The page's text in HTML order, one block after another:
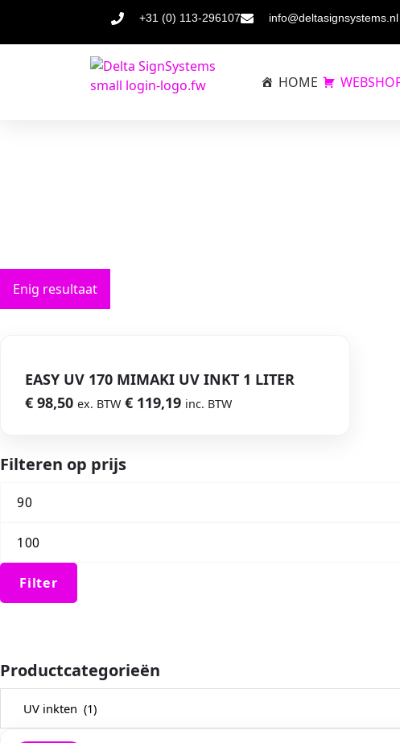
+31 (0) 113-296107 info@deltasignsystems.nl
HOME
Enig resultaat
EASY UV 170 MIMAKI UV INKT 1 LITER
€ 98,50 ex. BTW € 119,19 inc. BTW
Filteren op prijs
Filter
Productcategorieën